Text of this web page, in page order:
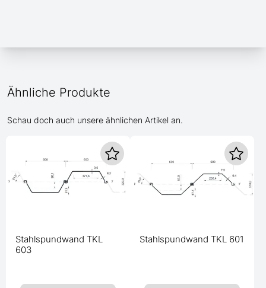
Ähnliche Produkte
Schau doch auch unsere ähnlichen Artikel an.
Stahlspundwand TKL
603
Stahlspundwand TKL 601